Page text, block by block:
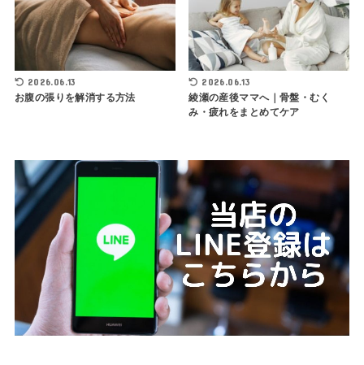
2026.06.13
お腹の張りを解消する方法
2026.06.13
綾瀬の産後ママへ｜骨盤・むく
み・疲れをまとめてケア